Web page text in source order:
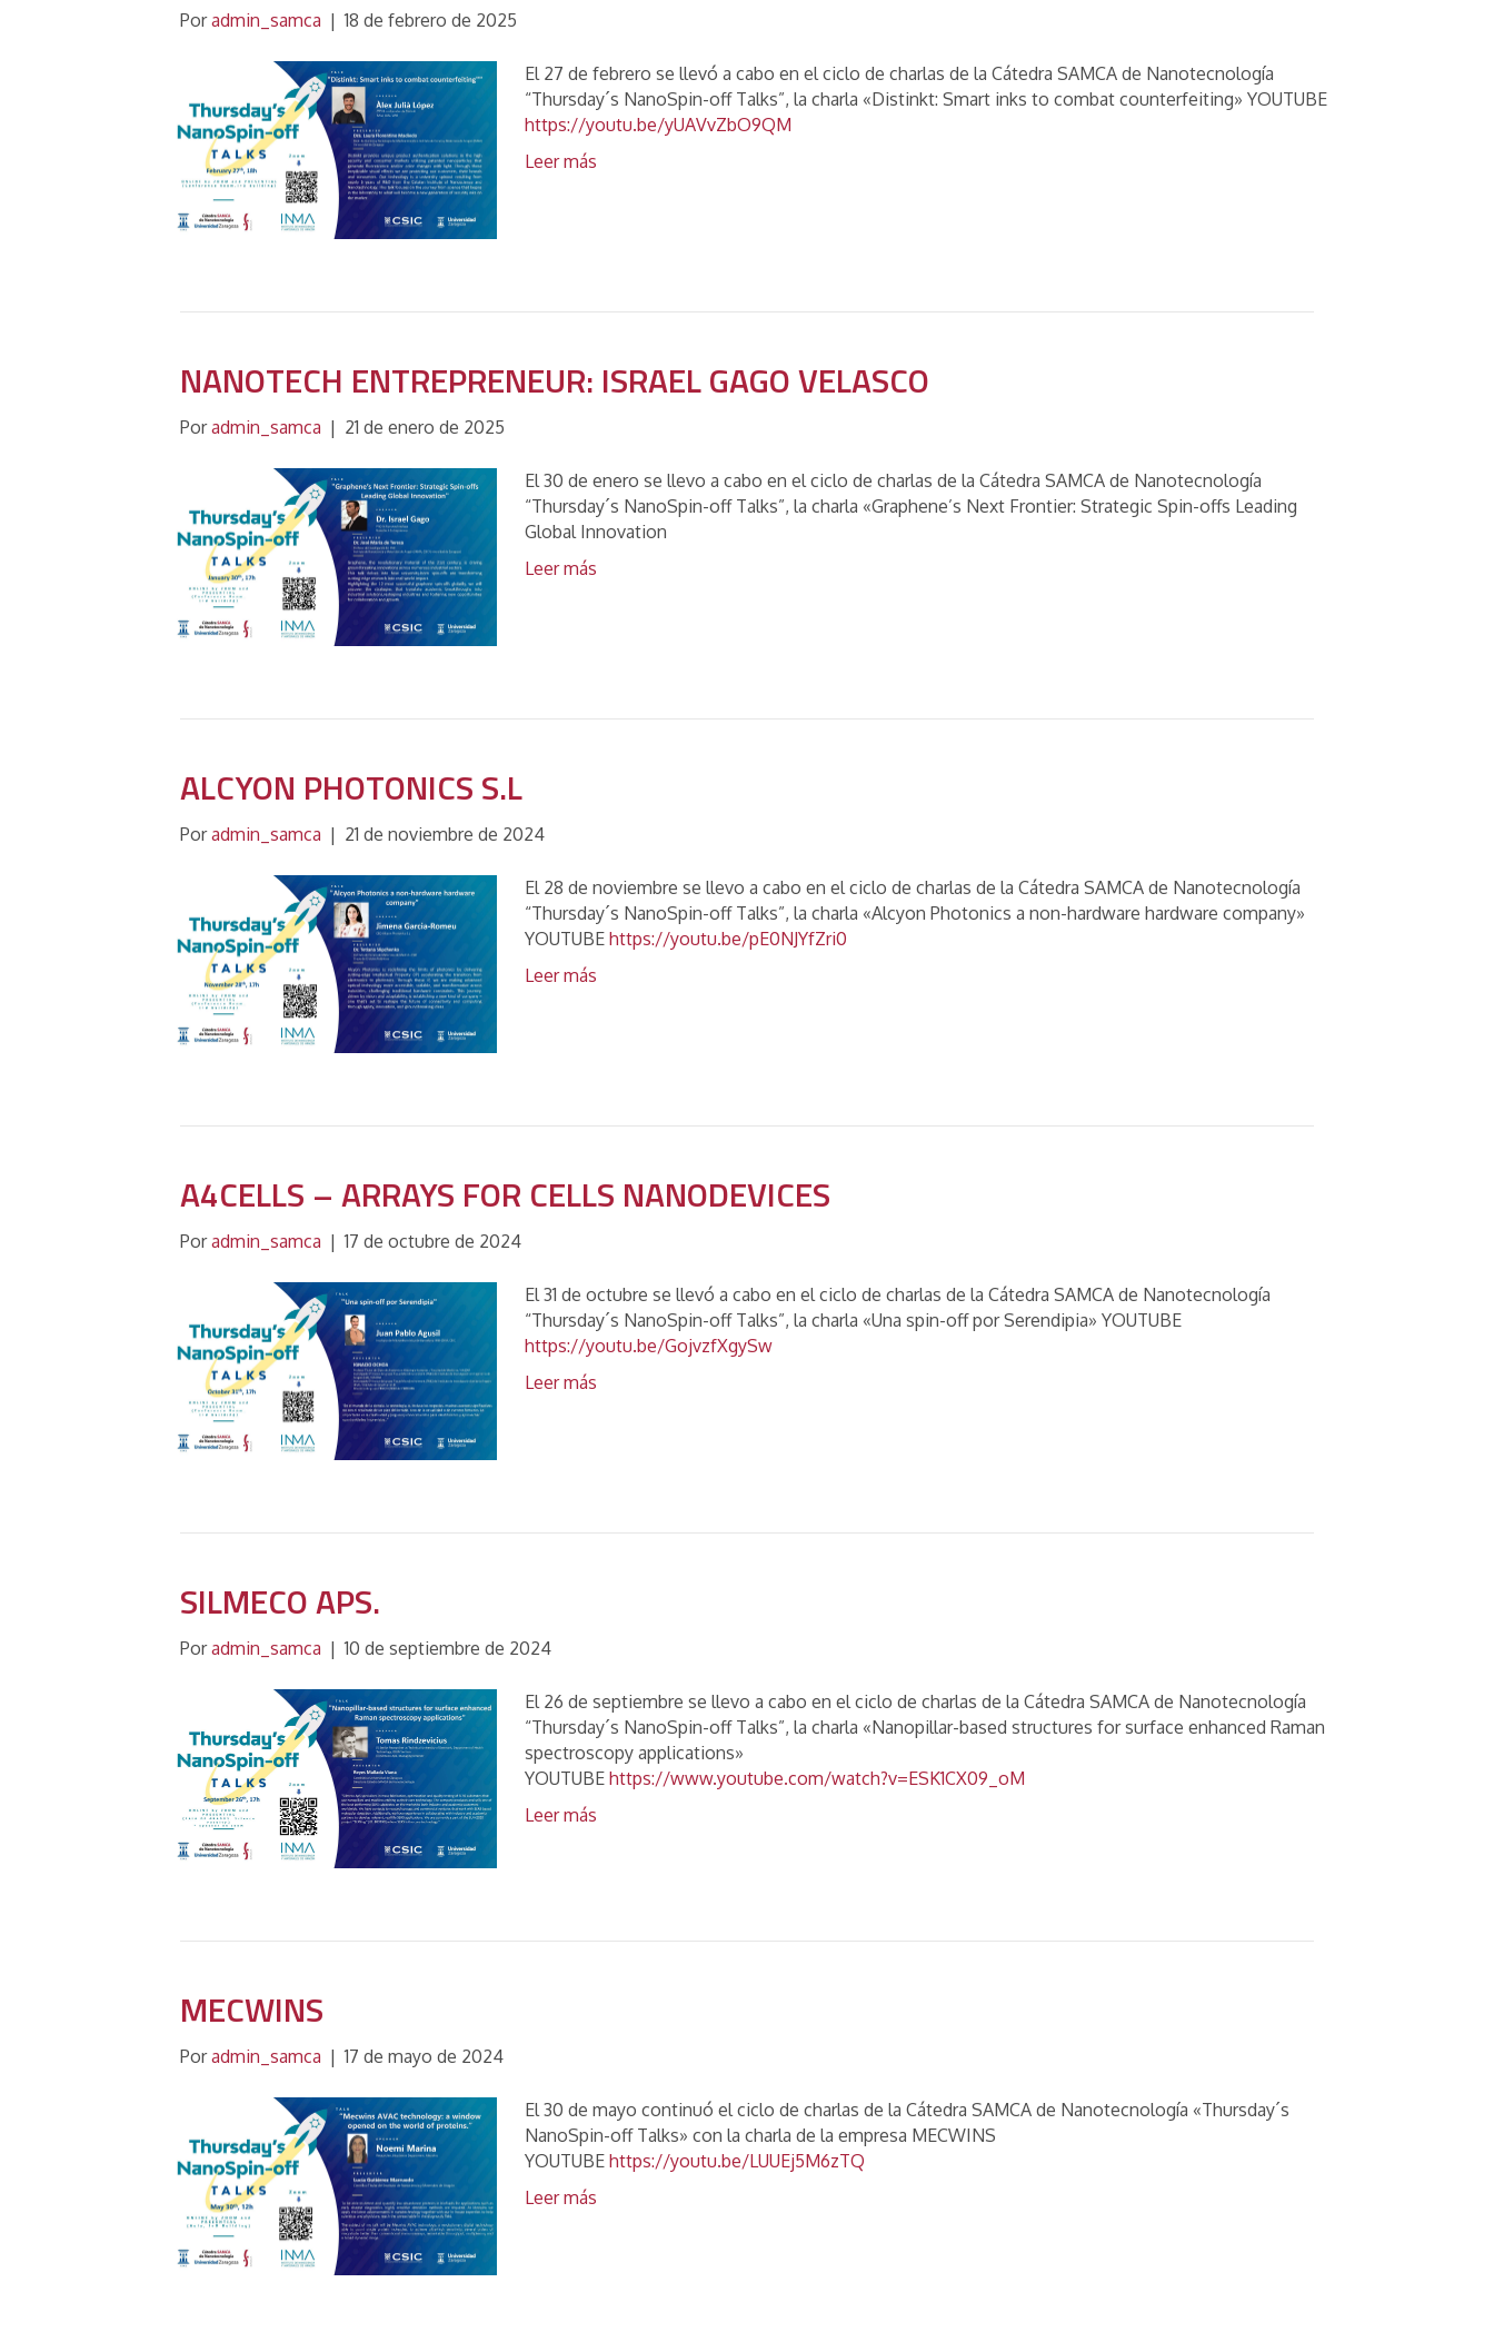
Poradmin_samca | 18 de febrero de 2025
El 27 de febrero se llevó a cabo en el ciclo de charlas de la Cátedra SAMCA de Nanotecnología
“Thursday´s NanoSpin-off Talks”, la charla «Distinkt: Smart inks to combat counterfeiting» YOUTUBE
https://youtu.be/yUAVvZbO9QM
Leer más
NANOTECH ENTREPRENEUR: ISRAEL GAGO VELASCO
Poradmin_samca | 21 de enero de 2025
El 30 de enero se llevo a cabo en el ciclo de charlas de la Cátedra SAMCA de Nanotecnología
“Thursday´s NanoSpin-off Talks”, la charla «Graphene’s Next Frontier: Strategic Spin-offs Leading
Global Innovation
Leer más
ALCYON PHOTONICS S.L
Poradmin_samca | 21 de noviembre de 2024
El 28 de noviembre se llevo a cabo en el ciclo de charlas de la Cátedra SAMCA de Nanotecnología
“Thursday´s NanoSpin-off Talks”, la charla «Alcyon Photonics a non-hardware hardware company»
YOUTUBE https://youtu.be/pE0NJYfZri0
Leer más
A4CELLS – ARRAYS FOR CELLS NANODEVICES
Poradmin_samca | 17 de octubre de 2024
El 31 de octubre se llevó a cabo en el ciclo de charlas de la Cátedra SAMCA de Nanotecnología
“Thursday´s NanoSpin-off Talks”, la charla «Una spin-off por Serendipia» YOUTUBE
https://youtu.be/GojvzfXgySw
Leer más
SILMECO APS.
Poradmin_samca | 10 de septiembre de 2024
El 26 de septiembre se llevo a cabo en el ciclo de charlas de la Cátedra SAMCA de Nanotecnología
“Thursday´s NanoSpin-off Talks”, la charla «Nanopillar-based structures for surface enhanced Raman
spectroscopy applications»
YOUTUBE https://www.youtube.com/watch?v=ESK1CX09_oM
Leer más
MECWINS
Poradmin_samca | 17 de mayo de 2024
El 30 de mayo continuó el ciclo de charlas de la Cátedra SAMCA de Nanotecnología «Thursday´s
NanoSpin-off Talks» con la charla de la empresa MECWINS
YOUTUBE https://youtu.be/LUUEj5M6zTQ
Leer más